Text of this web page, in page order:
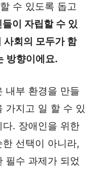
수 있도록 돕고
이 자립할 수 있
사회의 모두가 함
방향이에요.
내부 환경을 만들
가지고 일 할 수 있
. 장애인을 위한
선택이 아니라,
필수 과제가 되었